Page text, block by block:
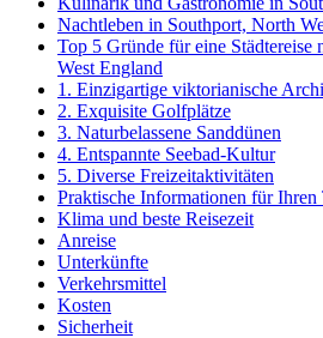
Nachtleben in Southport, North
Top 5 Gründe für eine Städtereise
West England
1. Einzigartige viktorianische
2. Exquisite Golfplätze
3. Naturbelassene Sanddünen
4. Entspannte Seebad-Kultur
5. Diverse Freizeitaktivitäten
Praktische Informationen für
Klima und beste Reisezeit
Anreise
Unterkünfte
Verkehrsmittel
Kosten
Sicherheit